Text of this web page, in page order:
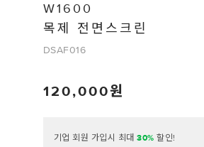
W1600
목제 전면스크린
DSAF016
120,000
기업 회원 가입시 최대 30% 할인!